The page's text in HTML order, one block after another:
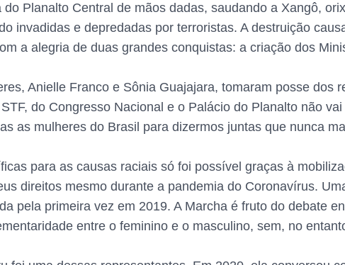
Planalto Central de mãos dadas, saudando a Xangô,
invadidas e depredadas por terroristas. A destruição
a alegria de duas grandes conquistas: a criação dos
Anielle Franco e Sônia Guajajara, tomaram posse dos
do Congresso Nacional e o Palácio do Planalto não
as mulheres do Brasil para dizermos juntas que nunca
para as causas raciais só foi possível graças à
direitos mesmo durante a pandemia do Coronavírus.
pela primeira vez em 2019. A Marcha é fruto do debate
entre o feminino e o masculino, sem, no